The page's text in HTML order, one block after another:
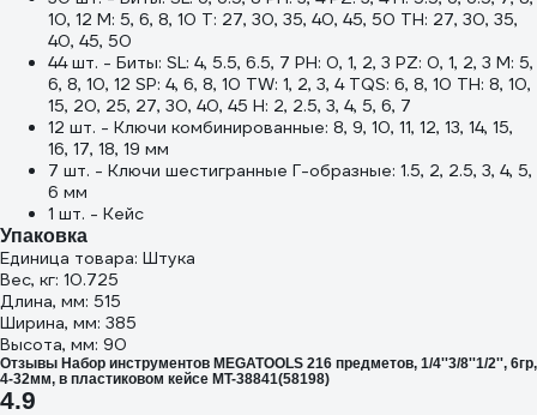
10, 12 M: 5, 6, 8, 10 T: 27, 30, 35, 40, 45, 50 TН: 27, 30, 35,
40, 45, 50
44 шт. - Биты: SL: 4, 5.5, 6.5, 7 PH: 0, 1, 2, 3 PZ: 0, 1, 2, 3 M: 5,
6, 8, 10, 12 SP: 4, 6, 8, 10 TW: 1, 2, 3, 4 TQS: 6, 8, 10 TH: 8, 10,
15, 20, 25, 27, 30, 40, 45 H: 2, 2.5, 3, 4, 5, 6, 7
12 шт. - Ключи комбинированные: 8, 9, 10, 11, 12, 13, 14, 15,
16, 17, 18, 19 мм
7 шт. - Ключи шестигранные Г-образные: 1.5, 2, 2.5, 3, 4, 5,
6 мм
1 шт. - Кейс
Упаковка
Единица товара: Штука
Вес, кг: 10.725
Длина, мм: 515
Ширина, мм: 385
Высота, мм: 90
Отзывы Набор инструментов MEGATOOLS 216 предметов, 1/4''3/8''1/2'', 6гр,
4-32мм, в пластиковом кейсе MT-38841(58198)
4.9